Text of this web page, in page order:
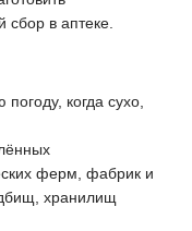
сбор в аптеке.
когда сухо,
ферм, фабрик и
хранилищ